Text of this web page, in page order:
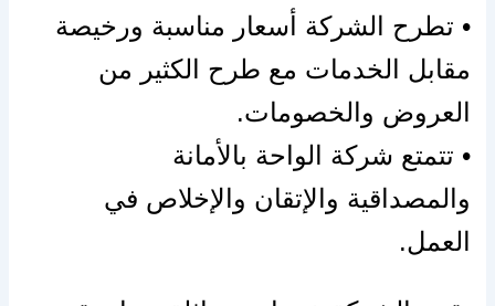
• تطرح الشركة أسعار مناسبة ورخيصة
مقابل الخدمات مع طرح الكثير من
العروض والخصومات.
• تتمتع شركة الواحة بالأمانة
والمصداقية والإتقان والإخلاص في
العمل.